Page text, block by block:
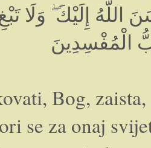
إِلَيْكَ ۖ وَلَا
الْمُفْسِدِينَ
Bog,
se za onaj